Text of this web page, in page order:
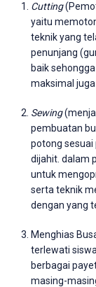
Cutting
yaitu
teknik yang
penunjang
baik
maksimal
Sewing
pembuatan
potong sesuai
dijahit. dalam
untuk
serta teknik
dengan yang
Menghias
terlewati
berbagai
masing-